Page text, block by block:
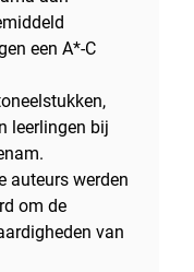
een A*-C
leerlingen bij
auteurs werden
om de
van